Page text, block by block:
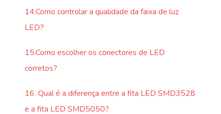
14.Como controlar a qualidade da faixa de luz
LED?
15.Como escolher os conectores de LED
corretos?
16. Qual é a diferença entre a fita LED SMD3528
e a fita LED SMD5050?